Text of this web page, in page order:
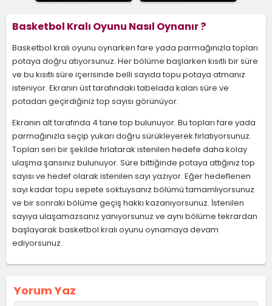
Basketbol Kralı Oyunu Nasıl Oynanır ?
Basketbol kralı oyunu oynarken fare yada parmağınızla topları
potaya doğru atıyorsunuz. Her bölüme başlarken kısıtlı bir süre
ve bu kısıtlı süre içerisinde belli sayıda topu potaya atmanız
isteniyor. Ekranın üst tarafındaki tabelada kalan süre ve
potadan geçirdiğiniz top sayısı görünüyor.
Ekranın alt tarafında 4 tane top bulunuyor. Bu topları fare yada
parmağınızla seçip yukarı doğru sürükleyerek fırlatıyorsunuz.
Topları seri bir şekilde fırlatarak istenilen hedefe daha kolay
ulaşma şansınız bulunuyor. Süre bittiğinde potaya attığınız top
sayısı ve hedef olarak istenilen sayı yazıyor. Eğer hedeflenen
sayı kadar topu sepete soktuysanız bölümü tamamlıyorsunuz
ve bir sonraki bölüme geçiş hakkı kazanıyorsunuz. İstenilen
sayıya ulaşamazsanız yanıyorsunuz ve aynı bölüme tekrardan
başlayarak basketbol kralı oyunu oynamaya devam
ediyorsunuz.
Yorum Yaz